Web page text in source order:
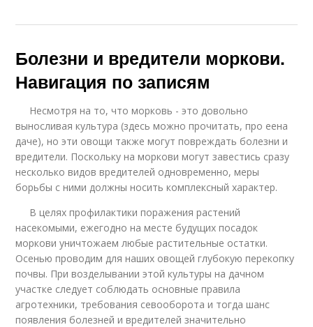
Болезни и вредители моркови.
Навигация по записям
Несмотря на то, что морковь - это довольно
выносливая культура (здесь можно прочитать, про еена
даче), но эти овощи также могут повреждать болезни и
вредители. Поскольку на моркови могут завестись сразу
несколько видов вредителей одновременно, меры
борьбы с ними должны носить комплексный характер.
В целях профилактики поражения растений
насекомыми, ежегодно на месте будущих посадок
моркови уничтожаем любые растительные остатки.
Осенью проводим для наших овощей глубокую перекопку
почвы. При возделывании этой культуры на дачном
участке следует соблюдать основные правила
агротехники, требования севооборота и тогда шанс
появления болезней и вредителей значительно